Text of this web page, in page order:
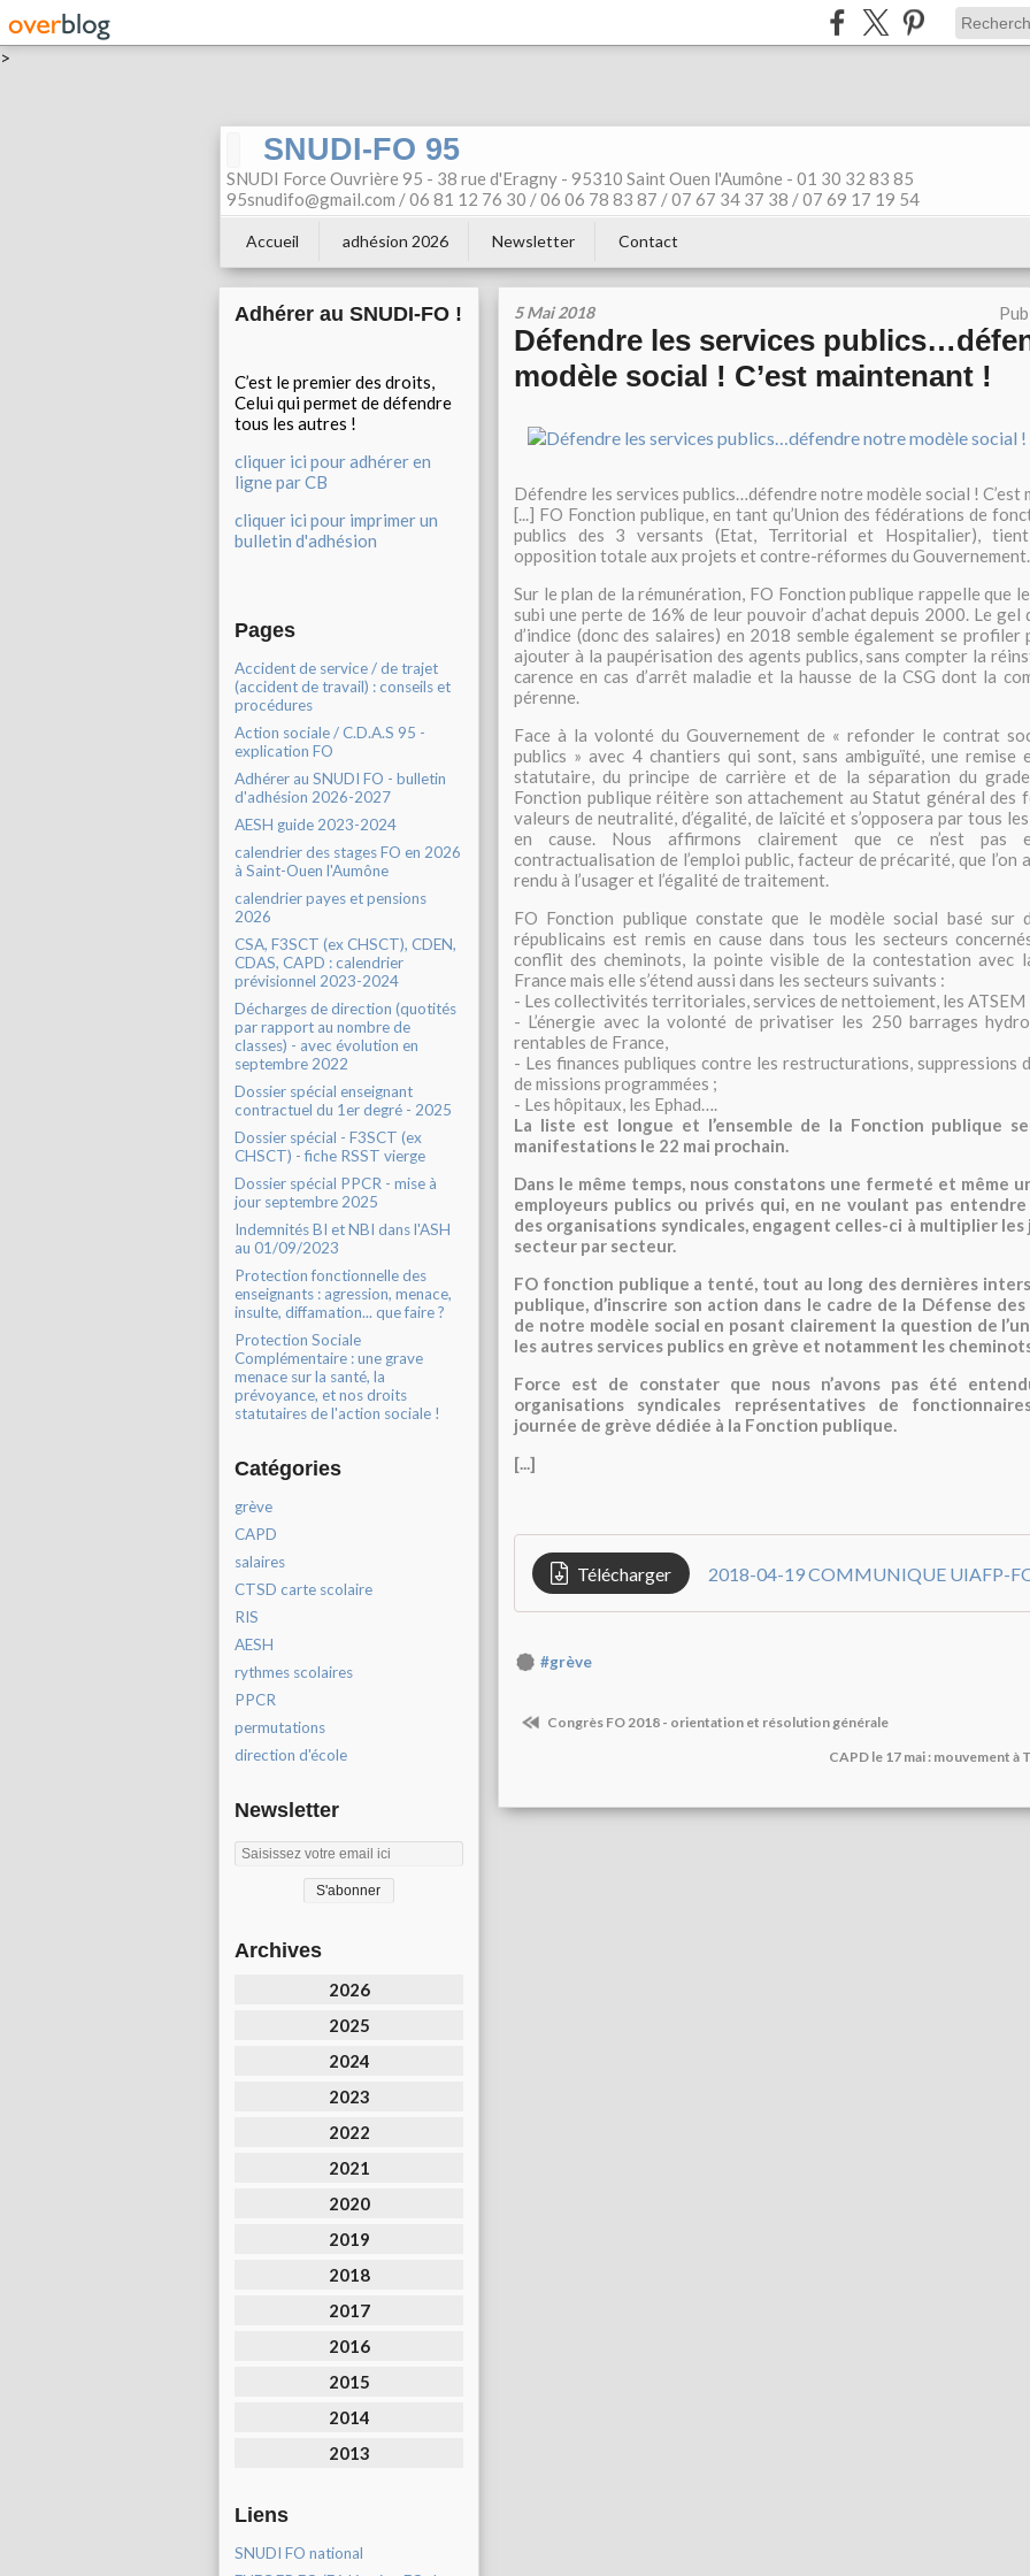
>
SNUDI-FO 95
SNUDI Force Ouvrière 95 - 38 rue d'Eragny - 95310 Saint Ouen l'Aumône - 01 30 32 83 85
95snudifo@gmail.com / 06 81 12 76 30 / 06 06 78 83 87 / 07 67 34 37 38 / 07 69 17 19 54
Accueil adhésion 2026 Newsletter Contact
Adhérer au SNUDI-FO !
C’est le premier des droits,
Celui qui permet de défendre
tous les autres !
cliquer ici pour adhérer en
ligne par CB
cliquer ici pour imprimer un
bulletin d'adhésion
Pages
Accident de service / de trajet
(accident de travail) : conseils et
procédures
Action sociale / C.D.A.S 95 -
explication FO
Adhérer au SNUDI FO - bulletin
d'adhésion 2026-2027
AESH guide 2023-2024
calendrier des stages FO en 2026
à Saint-Ouen l'Aumône
calendrier payes et pensions
2026
CSA, F3SCT (ex CHSCT), CDEN,
CDAS, CAPD : calendrier
prévisionnel 2023-2024
Décharges de direction (quotités
par rapport au nombre de
classes) - avec évolution en
septembre 2022
Dossier spécial enseignant
contractuel du 1er degré - 2025
Dossier spécial - F3SCT (ex
CHSCT) - fiche RSST vierge
Dossier spécial PPCR - mise à
jour septembre 2025
Indemnités BI et NBI dans l'ASH
au 01/09/2023
Protection fonctionnelle des
enseignants : agression, menace,
insulte, diffamation... que faire ?
Protection Sociale
Complémentaire : une grave
menace sur la santé, la
prévoyance, et nos droits
statutaires de l'action sociale !
Catégories
grève
CAPD
salaires
CTSD carte scolaire
RIS
AESH
rythmes scolaires
PPCR
permutations
direction d'école
Newsletter
Archives
2026
2025
2024
2023
2022
2021
2020
2019
2018
2017
2016
2015
2014
2013
Liens
SNUDI FO national
5 Mai 2018
Défendre les services
modèle social ! C’est maintenant !
Défendre les services publics…défendre notre modèle social ! C’est
[...] FO Fonction publique, en tant qu’Union des fédérations de
publics des 3 versants (Etat, Territorial et Hospitalier),
opposition totale aux projets et contre-réformes du Gouvernement.
Sur le plan de la rémunération, FO Fonction publique rappelle que
subi une perte de 16% de leur pouvoir d’achat depuis 2000. Le
d’indice (donc des salaires) en 2018 semble également se
ajouter à la paupérisation des agents publics, sans compter la
carence en cas d’arrêt maladie et la hausse de la CSG dont la
pérenne.
Face à la volonté du Gouvernement de « refonder le contrat
publics » avec 4 chantiers qui sont, sans ambiguïté, une remise
statutaire, du principe de carrière et de la séparation du
Fonction publique réitère son attachement au Statut général des
valeurs de neutralité, d’égalité, de laïcité et s’opposera par tous
en cause. Nous affirmons clairement que ce n’est pas
contractualisation de l’emploi public, facteur de précarité, que l’on
rendu à l’usager et l’égalité de traitement.
FO Fonction publique constate que le modèle social basé sur
républicains est remis en cause dans tous les secteurs
conflit des cheminots, la pointe visible de la contestation avec
France mais elle s’étend aussi dans les secteurs suivants :
- Les collectivités territoriales, services de nettoiement, les ATSEM
- L’énergie avec la volonté de privatiser les 250 barrages
rentables de France,
- Les finances publiques contre les restructurations, suppressions
de missions programmées ;
- Les hôpitaux, les Ephad….
La liste est longue et l’ensemble de la Fonction publique
manifestations le 22 mai prochain.
Dans le même temps, nous constatons une fermeté et même
employeurs publics ou privés qui, en ne voulant pas
des organisations syndicales, engagent celles-ci à multiplier
secteur par secteur.
FO fonction publique a tenté, tout au long des dernières
publique, d’inscrire son action dans le cadre de la Défense
de notre modèle social en posant clairement la question de
les autres services publics en grève et notamment les
Force est de constater que nous n’avons pas été
organisations syndicales représentatives de
journée de grève dédiée à la Fonction publique.
[...]
Télécharger 2018-04-19 COMMUNIQUE UIAFP-
#grève
Congrès FO 2018 - orientation et résolution générale
CAPD le 17 mai : mouvement à